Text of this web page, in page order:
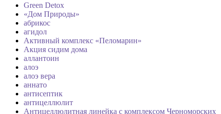
Green Detox
«Дом Природы»
абрикос
агидол
Активный комплекс «Пеломарин»
Акция сидим дома
аллантоин
алоэ
алоэ вера
аннато
антисептик
антицеллюлит
Антицеллюлитная линейка с комплексом Черноморских